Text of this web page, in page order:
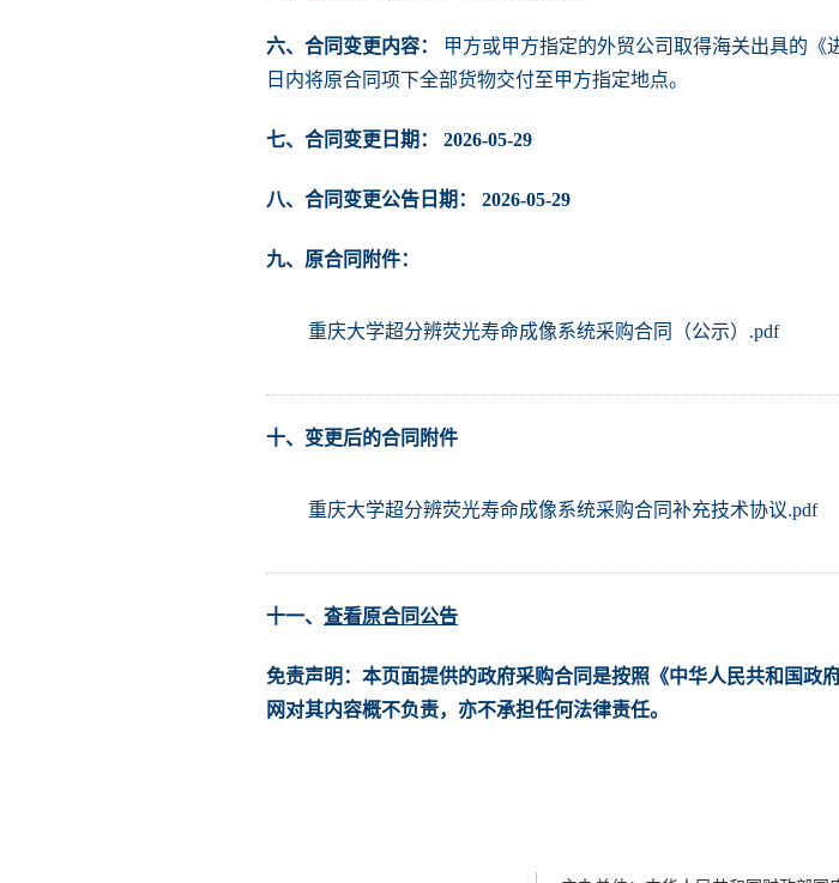
六、合同变更内容：
甲方或甲方指定的外贸公司取得海关出具的《
日内将原合同项下全部货物交付至甲方指定地点。
七、合同变更日期： 2026-05-29
八、合同变更公告日期： 2026-05-29
九、原合同附件：
重庆大学超分辨荧光寿命成像系统采购合同（公示）.pdf
十、变更后的合同附件
重庆大学超分辨荧光寿命成像系统采购合同补充技术协议.pdf
十一、 查看原合同公告
免责声明：本页面提供的政府采购合同是按照《中华人民共和国政
网对其内容概不负责，亦不承担任何法律责任。